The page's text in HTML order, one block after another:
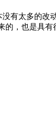
有太多的
，也是具